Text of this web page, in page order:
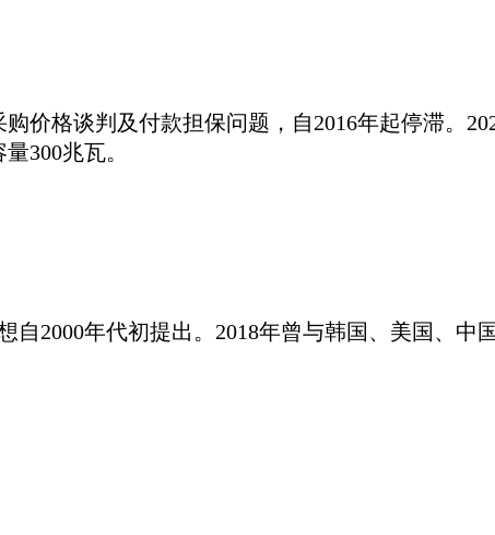
价格谈判及付款担保问题，自2016年起停滞。
300兆瓦。
自2000年代初提出。2018年曾与韩国、美国、